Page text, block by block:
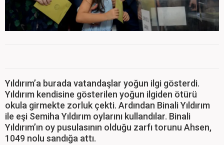
Yıldırım’a burada vatandaşlar yoğun ilgi gösterdi.
Yıldırım kendisine gösterilen yoğun ilgiden ötürü
okula girmekte zorluk çekti. Ardından Binali Yıldırım
ile eşi Semiha Yıldırım oylarını kullandılar. Binali
Yıldırım’ın oy pusulasının olduğu zarfı torunu Ahsen,
1049 nolu sandığa attı.